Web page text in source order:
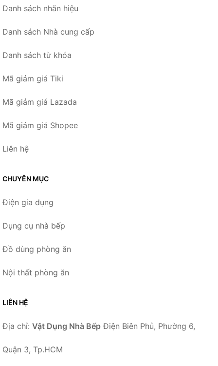
Danh sách nhãn hiệu
Danh sách Nhà cung cấp
Danh sách từ khóa
Mã giảm giá Tiki
Mã giảm giá Lazada
Mã giảm giá Shopee
Liên hệ
CHUYÊN MỤC
Điện gia dụng
Dụng cụ nhà bếp
Đồ dùng phòng ăn
Nội thất phòng ăn
LIÊN HỆ
Địa chỉ: Vật Dụng Nhà Bếp Điện Biên Phủ, Phường 6,
Quận 3, Tp.HCM